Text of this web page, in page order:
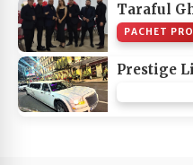
Taraful
PACHET PRO
Prestige